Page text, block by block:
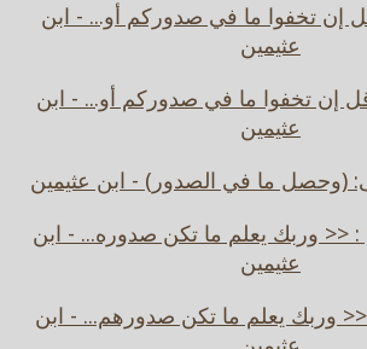
قل إن تخفوا ما في صدوركم أو... - ابن
عثيمين
قل إن تخفوا ما في صدوركم أو... - ابن
عثيمين
(وحصل ما في الصدور) - ابن عثيمين
: << وربك يعلم ما تكن صدوره... - ابن
عثيمين
<< وربك يعلم ما تكن صدورهم... - ابن